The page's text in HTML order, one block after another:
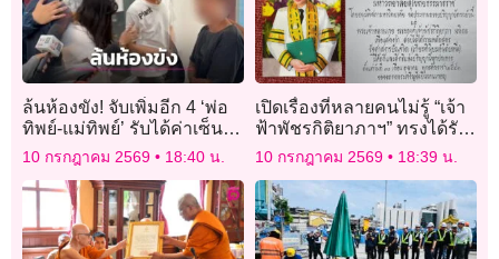
ล้นห้องขัง! จับเพิ่มอีก 4 ‘พ่อ
ทิพย์-แม่ทิพย์’ รับได้ค่าเซ็น
รับรองบุตร 1,500-3,000 บาท
10 กรกฎาคม 2569 18:40 น.
เปิดเรื่องที่หลายคนไม่รู้ “เจ้า
ฟ้าพัชรกิติยาภาฯ” ทรงได้รับ
เกียรตินิยมอันดับ 1 อีกใบจาก
10 กรกฎาคม 2569 18:39 น.